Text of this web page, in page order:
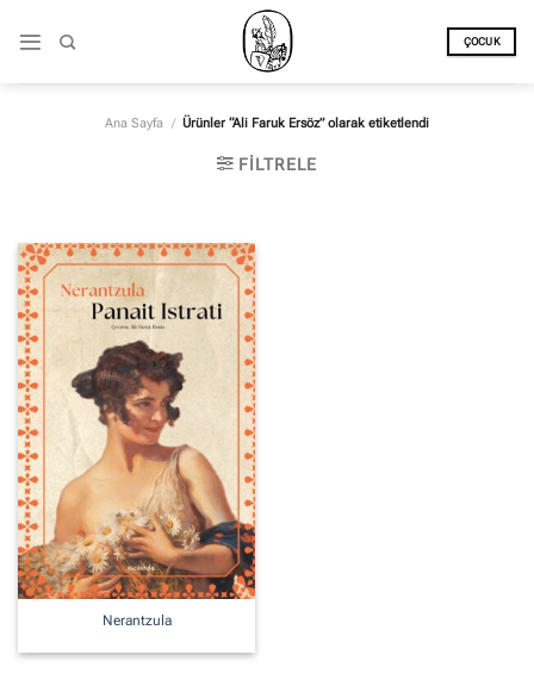
atla
ÇOCUK
Ana Sayfa / Ürünler “Ali Faruk Ersöz” olarak etiketlendi
FILTRELE
Nerantzula